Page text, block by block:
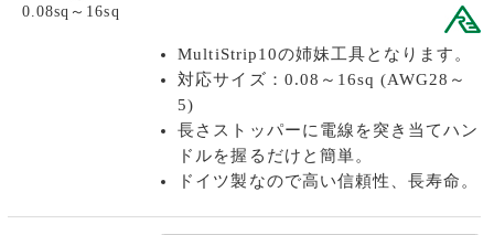
0.08sq～16sq
MultiStrip10の姉妹工具となります。
対応サイズ：0.08～16sq (AWG28～
5)
長さストッパーに電線を突き当てハン
ドルを握るだけと簡単。
ドイツ製なので高い信頼性、長寿命。